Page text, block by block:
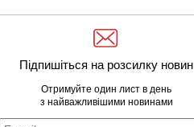
Підпишіться на розсилку новин
Отримуйте один лист в день
з найважливішими новинами